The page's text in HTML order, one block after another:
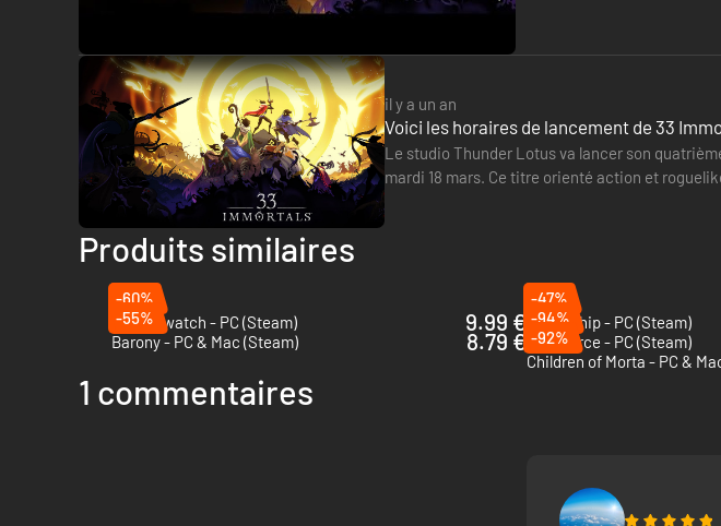
Les armées de Dieu vous abattront encore et encore, mais chaque parcours vous rendra
pour votre âme et élargissez votre arsenal avec de nouvelles armes, reliques et pouvoirs.
il y a un an
Voici les horaires de lancement de 33
Le studio Thunder Lotus va lancer son
mardi 18 mars. Ce titre orienté action et
Produits similaires
-60%
Ravenswatch - PC (Steam)
9.99 €
-47%
Fellowship - PC (Steam)
-55%
Barony - PC & Mac (Steam)
8.79 €
-94%
MythForce - PC (Steam)
-92%
Children of Morta - PC &
1 commentaires